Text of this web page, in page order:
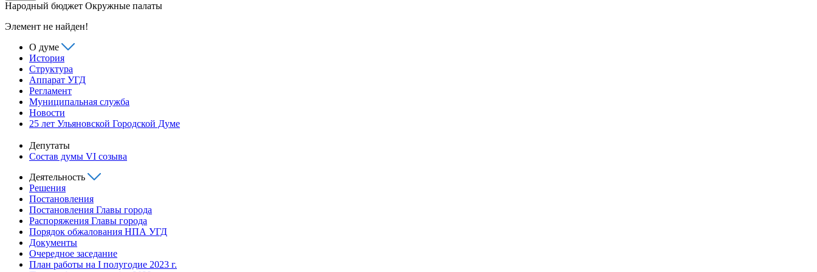
Народный бюджет Окружные палаты
Элемент не найден!
О думе
История
Структура
Аппарат УГД
Регламент
Муниципальная служба
Новости
25 лет Ульяновской Городской Думе
Депутаты
Состав думы VI созыва
Деятельность
Решения
Постановления
Постановления Главы города
Распоряжения Главы города
Порядок обжалования НПА УГД
Документы
Очередное заседание
План работы на I полугодие 2023 г.